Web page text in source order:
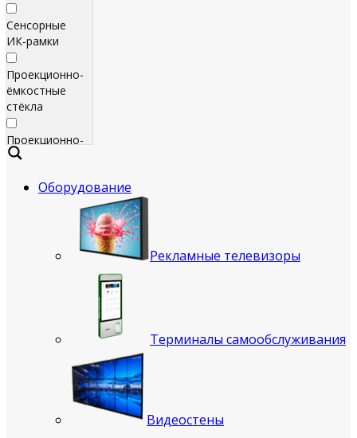
Сенсорные
ИК‑рамки
Проекционно-
ёмкостные
стёкла
Проекционно-
ёмкостные
Оборудование
Рекламные телевизоры
Терминалы самообслуживания
Видеостены